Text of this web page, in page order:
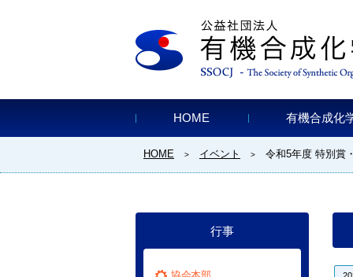
HOME 有機合成化
HOME > イベント > 令和5年度 特別賞
行事